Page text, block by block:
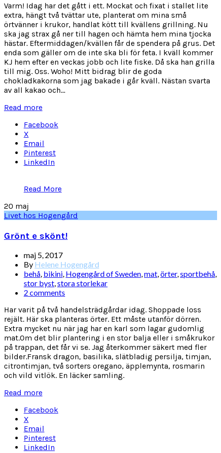
Varm! Idag har det gått i ett. Mockat och fixat i stallet lite
extra, hängt två tvättar ute, planterat om mina små
örtvänner i krukor, handlat kött till kvällens grillning. Nu
ska jag strax gå ner till hagen och hämta hem mina tjocka
hästar. Eftermiddagen/kvällen får de spendera på grus. Det
enda som gäller om de inte ska bli för feta. I kväll kommer
KJ hem efter en veckas jobb och lite fiske. Då ska han grilla
till mig. Oss. Woho! Mitt bidrag blir de goda
chokladkakorna som jag bakade i går kväll. Nästan svarta
av all kakao och...
Read more
Facebook
X
Email
Pinterest
LinkedIn
Read More
20 maj
Livet hos Hogengård
Grönt e skönt!
maj 5, 2017
By Helene Hogengård
behå, bikini, Hogengård of Sweden,mat,örter,sportbehå,
stor byst,stora storlekar
2 comments
Har varit på två handelsträdgårdar idag. Shoppade loss
rejält. Här ska planteras örter. Ett måste utanför dörren.
Extra mycket nu när jag har en karl som lagar gudomlig
mat.Om det blir plantering i en stor balja eller i småkrukor
på trappan, det får vi se. Jag återkommer säkert med fler
bilder.Fransk dragon, basilika, slätbladig persilja, timjan,
citrontimjan, två sorters oregano, äpplemynta, rosmarin
och vild vitlök. En läcker samling.
Read more
Facebook
X
Email
Pinterest
LinkedIn